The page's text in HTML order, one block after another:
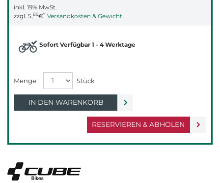
inkl. 19% MwSt.
zzgl. 5,89€* Versandkosten & Gewicht
RESERVIEREN & ABHOLEN
Sofort Verfügbar 1 - 4 Werktage
IN DEN WARENKORB